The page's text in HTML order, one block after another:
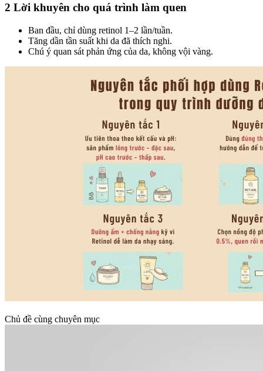
2 Lời khuyên cho quá trình làm quen
Ban đầu, chỉ dùng retinol 1–2 lần/tuần.
Tăng dần tần suất khi da đã thích nghi.
Chú ý quan sát phản ứng của da, không vội vàng.
Chủ đề cùng chuyên mục